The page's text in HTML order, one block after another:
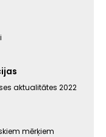
aktualitātes 2022
mērķiem